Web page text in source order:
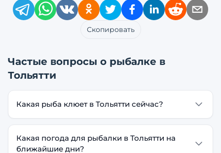
Скопировать
Частые вопросы о рыбалке в
Тольятти
Какая рыба клюет в Тольятти сейчас?
Какая погода для рыбалки в Тольятти на
ближайшие дни?